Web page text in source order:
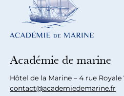
Académie de marine
Hôtel de la Marine – 4 rue Royale
contact@academiedemarine.fr